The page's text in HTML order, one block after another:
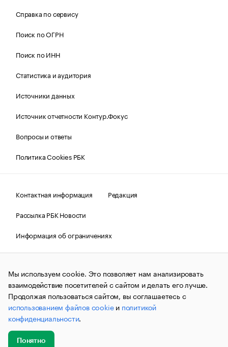
Справка по сервису
Поиск по ОГРН
Поиск по ИНН
Статистика и аудитория
Источники данных
Источник отчетности Контур.Фокус
Вопросы и ответы
Политика Cookies РБК
Контактная информация
Редакция
Рассылка РБК Новости
Информация об ограничениях
Правовая информация
О соблюдении авторских прав
© АО «РОСБИЗНЕСКОНСАЛТИНГ»,1995–2026.Сообщения
и материалы информационного агентства «РБК»
(зарегистрировано Федеральной службой по надзору в сфере
связи, информационных технологий и массовых
коммуникаций (Роскомнадзор) 09.12.2015 за номером ИА
№ФС77-63848) сопровождаются пометкой «РБК». Отдельные
публикации могут содержать информацию,
не предназначенную для пользователей
до 18 лет.
Мы используем cookie. Это позволяет нам анализировать
взаимодействие посетителей с сайтом и делать его лучше.
Продолжая пользоваться сайтом, вы соглашаетесь с
использованием файлов cookieи политикой
конфиденциальности.
Понятно